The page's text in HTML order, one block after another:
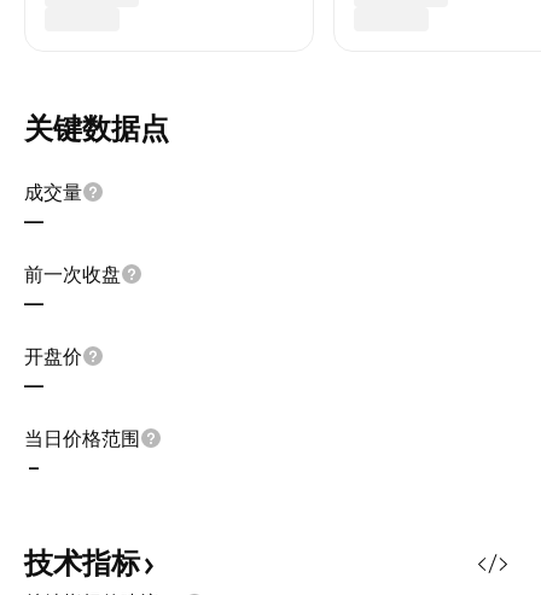
关键数据点
成交量
—
前一次收盘
—
开盘价
—
当日价格范围
–
技术指标